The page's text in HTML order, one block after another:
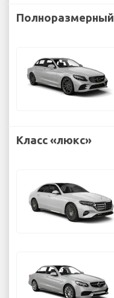
Полноразмерный
Класс «люкс»